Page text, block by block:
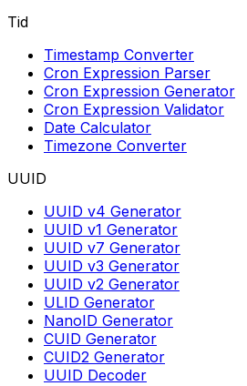
Tid
Timestamp Converter
Cron Expression Parser
Cron Expression Generator
Cron Expression Validator
Date Calculator
Timezone Converter
UUID
UUID v4 Generator
UUID v1 Generator
UUID v7 Generator
UUID v3 Generator
UUID v2 Generator
ULID Generator
NanoID Generator
CUID Generator
CUID2 Generator
UUID Decoder